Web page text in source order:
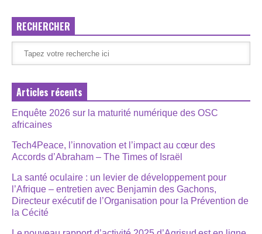
RECHERCHER
Articles récents
Enquête 2026 sur la maturité numérique des OSC
africaines
Tech4Peace, l’innovation et l’impact au cœur des
Accords d’Abraham – The Times of Israël
La santé oculaire : un levier de développement pour
l’Afrique – entretien avec Benjamin des Gachons,
Directeur exécutif de l’Organisation pour la Prévention de
la Cécité